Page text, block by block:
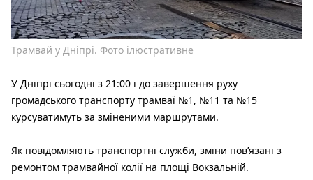
Трамвай у Дніпрі. Фото ілюстративне
У Дніпрі сьогодні з 21:00 і до завершення руху
громадського транспорту трамваї №1, №11 та №15
курсуватимуть за зміненими маршрутами.
Як повідомляють транспортні служби, зміни пов’язані з
ремонтом трамвайної колії на площі Вокзальній.